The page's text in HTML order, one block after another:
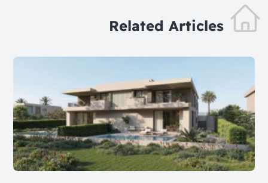
Related Articles